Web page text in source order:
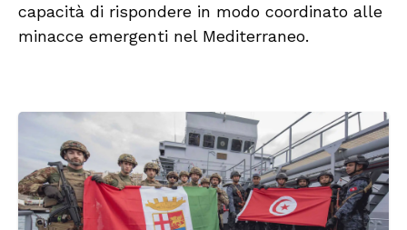
capacità di rispondere in modo coordinato alle
minacce emergenti nel Mediterraneo.